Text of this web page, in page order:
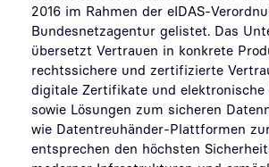
2016 im Rahmen der eIDAS-
Bundesnetzagentur gelistet. Das
übersetzt Vertrauen in konkrete
rechtssichere und zertifizierte
digitale Zertifikate und elektronische
sowie Lösungen zum sicheren
wie Datentreuhänder-Plattformen
entsprechen den höchsten